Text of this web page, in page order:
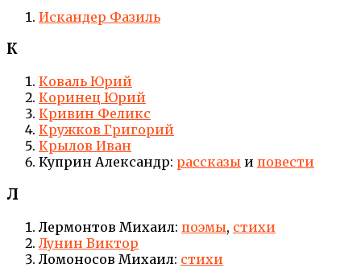
Искандер Фазиль
К
Коваль Юрий
Коринец Юрий
Кривин Феликс
Кружков Григорий
Крылов Иван
Куприн Александр: рассказы и повести
Л
Лермонтов Михаил: поэмы, стихи
Лунин Виктор
Ломоносов Михаил: стихи